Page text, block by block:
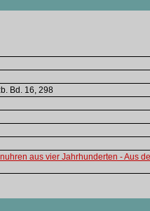
Bd. 16, 298
aus vier Jahrhunderten - Aus